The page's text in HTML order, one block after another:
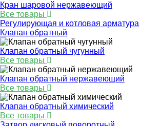
Кран шаровой нержавеющий
Все товары
Регулирующая и котловая арматура
Клапан обратный
Клапан обратный чугунный
Все товары
Клапан обратный нержавеющий
Все товары
Клапан обратный химический
Все товары